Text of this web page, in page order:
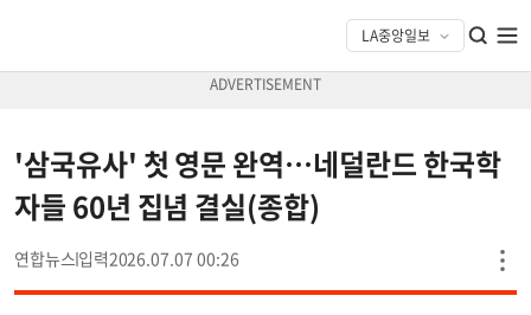
'삼국유사' 첫 영문 완역…네덜란드 한국학
자들 60년 집념 결실(종합)
연합뉴스 2026.07.07 00:26